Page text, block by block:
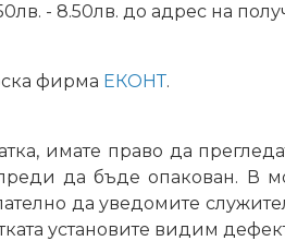
- 8.50лв. до адрес на
фирмa ЕКОНТ.
имате право да
да бъде опакован. В
да уведомите
установите видим